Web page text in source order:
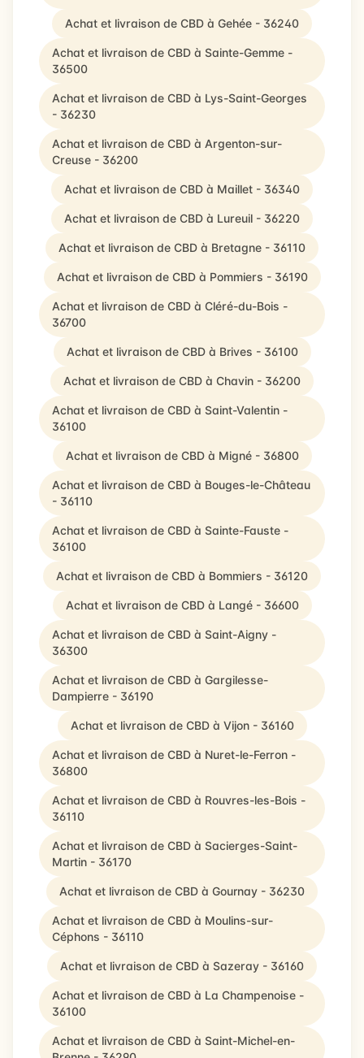
Achat et livraison de CBD à Gehée - 36240
Achat et livraison de CBD à Sainte-Gemme -
36500
Achat et livraison de CBD à Lys-Saint-Georges
- 36230
Achat et livraison de CBD à Argenton-sur-
Creuse - 36200
Achat et livraison de CBD à Maillet - 36340
Achat et livraison de CBD à Lureuil - 36220
Achat et livraison de CBD à Bretagne - 36110
Achat et livraison de CBD à Pommiers - 36190
Achat et livraison de CBD à Cléré-du-Bois -
36700
Achat et livraison de CBD à Brives - 36100
Achat et livraison de CBD à Chavin - 36200
Achat et livraison de CBD à Saint-Valentin -
36100
Achat et livraison de CBD à Migné - 36800
Achat et livraison de CBD à Bouges-le-Château
- 36110
Achat et livraison de CBD à Sainte-Fauste -
36100
Achat et livraison de CBD à Bommiers - 36120
Achat et livraison de CBD à Langé - 36600
Achat et livraison de CBD à Saint-Aigny -
36300
Achat et livraison de CBD à Gargilesse-
Dampierre - 36190
Achat et livraison de CBD à Vijon - 36160
Achat et livraison de CBD à Nuret-le-Ferron -
36800
Achat et livraison de CBD à Rouvres-les-Bois -
36110
Achat et livraison de CBD à Sacierges-Saint-
Martin - 36170
Achat et livraison de CBD à Gournay - 36230
Achat et livraison de CBD à Moulins-sur-
Céphons - 36110
Achat et livraison de CBD à Sazeray - 36160
Achat et livraison de CBD à La Champenoise -
36100
Achat et livraison de CBD à Saint-Michel-en-